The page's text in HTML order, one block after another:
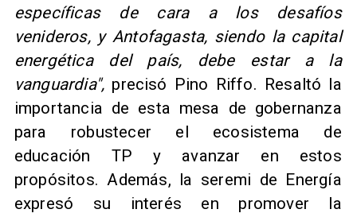
específicas de cara a los desafíos
venideros, y Antofagasta, siendo la capital
energética del país, debe estar a la
vanguardia", precisó Pino Riffo. Resaltó la
importancia de esta mesa de gobernanza
para robustecer el ecosistema de
educación TP y avanzar en estos
propósitos. Además, la seremi de Energía
expresó su interés en promover la